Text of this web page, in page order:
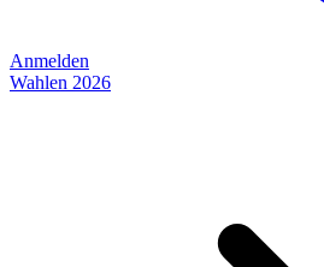
Anmelden
Wahlen 2026